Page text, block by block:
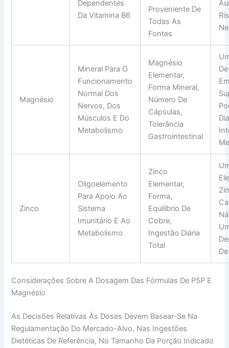
Dependentes
Da Vitamina B6
Proveniente De
Todas As
Fontes
Magnésio
Mineral Para O
Funcionamento
Normal Dos
Nervos, Dos
Músculos E Do
Metabolismo
Magnésio
Elementar,
Forma Mineral,
Número De
Cápsulas,
Tolerância
Gastrointestinal
Zinco
Oligoelemento
Para Apoio Ao
Sistema
Imunitário E Ao
Metabolismo
Zinco
Elementar,
Forma,
Equilíbrio De
Cobre,
Ingestão Diária
Total
Considerações Sobre A Dosagem Das Fórmulas De P5P E
Magnésio
As Decisões Relativas Às Doses Devem Basear-Se Na
Regulamentação Do Mercado-Alvo, Nas Ingestões
Dietéticas De Referência, No Tamanho Da Porção Indicado